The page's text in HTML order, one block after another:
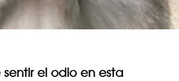
sentir el odio en esta